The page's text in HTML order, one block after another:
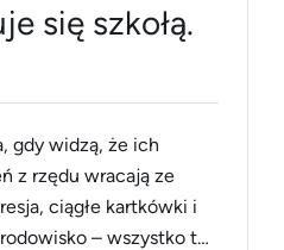
się szkołą.
gdy widzą, że ich
z rzędu wracają ze
ciągłe kartkówki i
– wszystko to